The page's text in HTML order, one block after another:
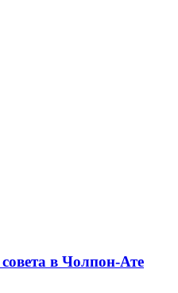
в Чолпон-Ате